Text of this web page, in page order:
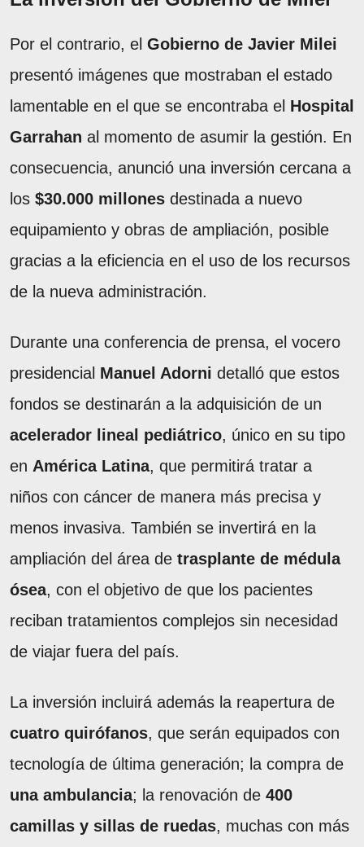
Por el contrario, el Gobierno de Javier Milei
presentó imágenes que mostraban el estado
lamentable en el que se encontraba el Hospital
Garrahan al momento de asumir la gestión. En
consecuencia, anunció una inversión cercana a
los $30.000 millones destinada a nuevo
equipamiento y obras de ampliación, posible
gracias a la eficiencia en el uso de los recursos
de la nueva administración.
Durante una conferencia de prensa, el vocero
presidencial Manuel Adorni detalló que estos
fondos se destinarán a la adquisición de un
acelerador lineal pediátrico, único en su tipo
en América Latina, que permitirá tratar a
niños con cáncer de manera más precisa y
menos invasiva. También se invertirá en la
ampliación del área de trasplante de médula
ósea, con el objetivo de que los pacientes
reciban tratamientos complejos sin necesidad
de viajar fuera del país.
La inversión incluirá además la reapertura de
cuatro quirófanos, que serán equipados con
tecnología de última generación; la compra de
una ambulancia; la renovación de 400
camillas y sillas de ruedas, muchas con más